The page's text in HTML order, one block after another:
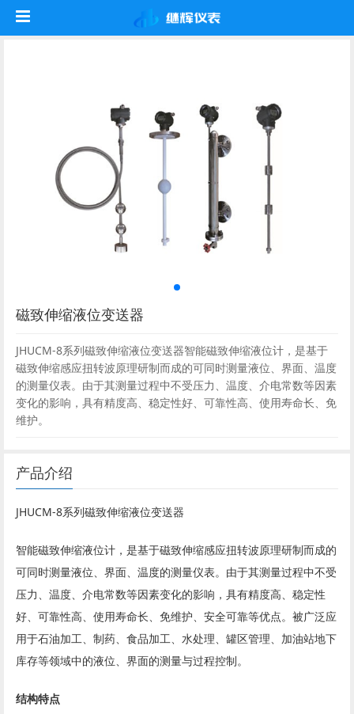
磁致伸缩液位变送器
JHUCM-8系列磁致伸缩液位变送器智能磁致伸缩液位计，是基于
磁致伸缩感应扭转波原理研制而成的可同时测量液位、界面、温度
的测量仪表。由于其测量过程中不受压力、温度、介电常数等因素
变化的影响，具有精度高、稳定性好、可靠性高、使用寿命长、免
维护。
产品介绍
JHUCM-8系列磁致伸缩液位变送器
智能磁致伸缩液位计，是基于磁致伸缩感应扭转波原理研制而成的
可同时测量液位、界面、温度的测量仪表。由于其测量过程中不受
压力、温度、介电常数等因素变化的影响，具有精度高、稳定性
好、可靠性高、使用寿命长、免维护、安全可靠等优点。被广泛应
用于石油加工、制药、食品加工、水处理、罐区管理、加油站地下
库存等领域中的液位、界面的测量与过程控制。
结构特点